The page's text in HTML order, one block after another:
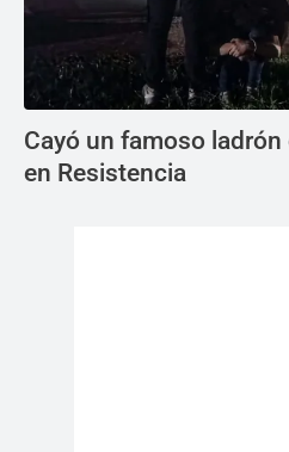
Cayó un famoso
en Resistencia